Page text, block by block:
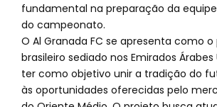
fundamental na preparação da
do campeonato.
O Al Granada FC se apresenta como
brasileiro sediado nos Emirados
ter como objetivo unir a tradição do
às oportunidades oferecidas pelo